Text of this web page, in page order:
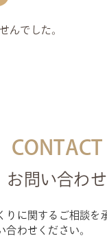
んでした。
CONTACT
お問い合わせ
りに関するご相談を
合わせください。